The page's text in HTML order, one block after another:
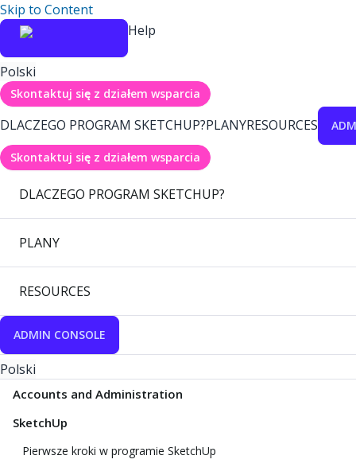
Skip to Content
Help
Polski
Skontaktuj się z działem wsparcia
DLACZEGO PROGRAM SKETCHUP?PLANYRESOURCES
Skontaktuj się z działem wsparcia
DLACZEGO PROGRAM SKETCHUP?
PLANY
RESOURCES
ADMIN CONSOLE
Polski
Accounts and Administration
SketchUp
Pierwsze kroki w programie SketchUp